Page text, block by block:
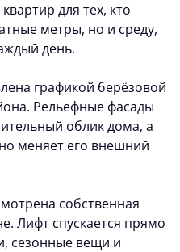
для тех, кто
метры, но и среду,
день.
графикой берёзовой
Рельефные фасады
облик дома, а
меняет его внешний
собственная
Лифт спускается прямо
сезонные вещи и